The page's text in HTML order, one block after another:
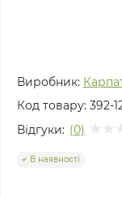
Виробник:
Код товару: 392-
Відгуки: (0)
В наявності